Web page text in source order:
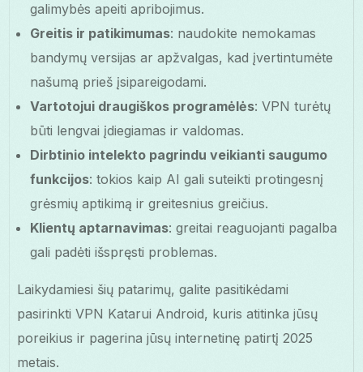
galimybės apeiti apribojimus.
Greitis ir patikimumas: naudokite nemokamas
bandymų versijas ar apžvalgas, kad įvertintumėte
našumą prieš įsipareigodami.
Vartotojui draugiškos programėlės: VPN turėtų
būti lengvai įdiegiamas ir valdomas.
Dirbtinio intelekto pagrindu veikianti saugumo
funkcijos: tokios kaip AI gali suteikti protingesnį
grėsmių aptikimą ir greitesnius greičius.
Klientų aptarnavimas: greitai reaguojanti pagalba
gali padėti išspręsti problemas.
Laikydamiesi šių patarimų, galite pasitikėdami
pasirinkti VPN Katarui Android, kuris atitinka jūsų
poreikius ir pagerina jūsų internetinę patirtį 2025
metais.